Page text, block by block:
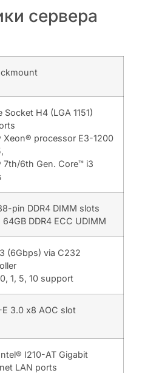
сервера
Socket H4 (LGA 1151)
Xeon® processor E3-1200
7th/6th Gen. Core™ i3
pin DDR4 DIMM slots
DDR4 ECC UDIMM
(6Gbps) via C232
1, 5, 10 support
E 3.0 x8 AOC slot
I210-AT Gigabit
LAN ports